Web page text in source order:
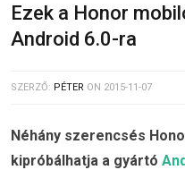
Ezek a Honor
Android 6.0-ra
SZERZŐ: PÉTER ON 2015-11-07
Néhány szerencsés
kipróbálhatja a gyártó